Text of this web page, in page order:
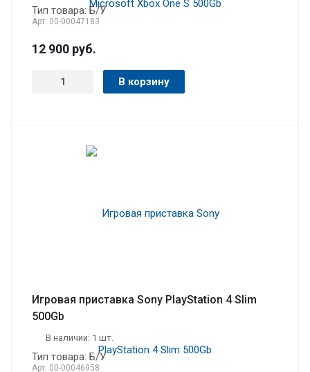
Тип товара: Б/У
Арт. 00-00047183
12 900 руб.
В корзину
Игровая приставка Sony PlayStation 4 Slim
500Gb
В наличии: 1 шт.
Тип товара: Б/У
Арт. 00-00046958